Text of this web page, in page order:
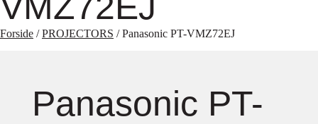
Forside /PROJECTORS / Panasonic PT-VMZ72EJ
Panasonic PT-